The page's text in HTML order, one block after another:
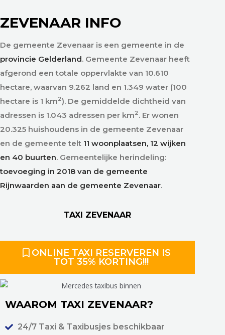
ZEVENAAR INFO
De gemeente Zevenaar is een gemeente in de
provincie Gelderland. Gemeente Zevenaar heeft
afgerond een totale oppervlakte van 10.610
hectare, waarvan 9.262 land en 1.349 water (100
hectare is 1 km2). De gemiddelde dichtheid van
adressen is 1.043 adressen per km2. Er wonen
20.325 huishoudens in de gemeente Zevenaar
en de gemeente telt 11 woonplaatsen, 12 wijken
en 40 buurten. Gemeentelijke herindeling:
toevoeging in 2018 van de gemeente
Rijnwaarden aan de gemeente Zevenaar.
TAXI ZEVENAAR
ONLINE TAXI RESERVEREN IS
TOT 35% KORTING!!!
WAAROM TAXI ZEVENAAR?
24/7 Taxi & Taxibusjes beschikbaar